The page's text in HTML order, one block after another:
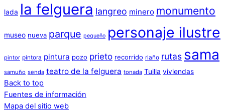
lada la felguera langreo minero monumento
museo nueva parque pequeño personaje ilustre
pintor pintora pintura pozo prieto recorrido riaño rutas sama
samuño senda teatro de la felguera tonada Tuilla viviendas
Back to top
Fuentes de información
Mapa del sitio web